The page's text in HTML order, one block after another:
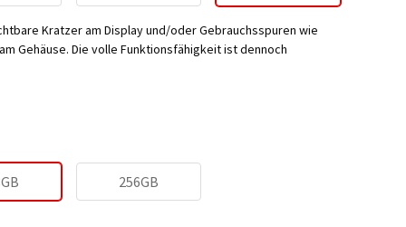
Kratzer am Display und/oder Gebrauchsspuren wie
Gehäuse. Die volle Funktionsfähigkeit ist dennoch
256GB